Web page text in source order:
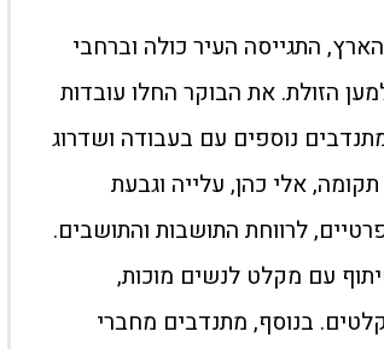
התגייסה העיר כולה וברחבי
הזולת. את הבוקר החלו עובדות
נוספים עם בעבודה ושדרוג
תקומה, אלי כהן, עלייה וגבעת
לרווחת התושבות והתושבים.
עם מקלט לנשים מוכות,
בנוסף, מתנדבים מחברי